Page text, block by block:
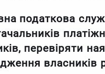
податкова
перевіряти
власників